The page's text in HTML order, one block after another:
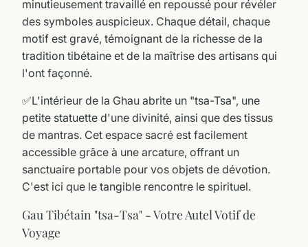
minutieusement travaillé en repoussé pour révéler
des symboles auspicieux. Chaque détail, chaque
motif est gravé, témoignant de la richesse de la
tradition tibétaine et de la maîtrise des artisans qui
l'ont façonné.
✅L'intérieur de la Ghau abrite un "tsa-Tsa", une
petite statuette d'une divinité, ainsi que des tissus
de mantras. Cet espace sacré est facilement
accessible grâce à une arcature, offrant un
sanctuaire portable pour vos objets de dévotion.
C'est ici que le tangible rencontre le spirituel.
Gau Tibétain "tsa-Tsa" - Votre Autel Votif de
Voyage